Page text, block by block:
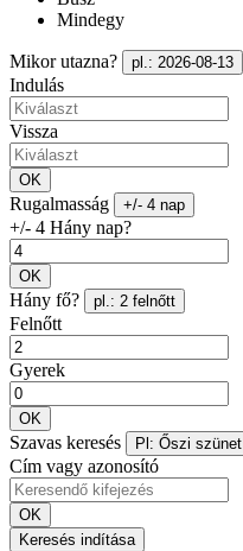
Mindegy
Mikor utazna? pl.: 2026-08-13
Indulás
Vissza
OK
Rugalmasság +/- 4 nap
+/- 4 Hány nap?
OK
Hány fő? pl.: 2 felnőtt
Felnőtt
Gyerek
OK
Szavas keresés Pl: Őszi szünet
Cím vagy azonosító
OK
Keresés indítása